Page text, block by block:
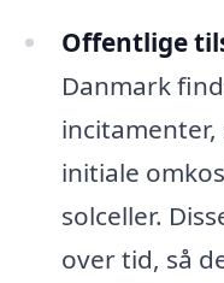
Offentlige
Danmark
initiale
solceller.
over tid, så